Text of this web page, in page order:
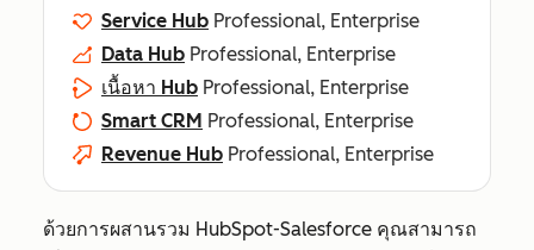
Service Hub Professional, Enterprise
Data Hub Professional, Enterprise
เนื้อหา Hub Professional, Enterprise
Smart CRM Professional, Enterprise
Revenue Hub Professional, Enterprise
ด้วยการผสานรวม HubSpot-Salesforce คุณสามารถ